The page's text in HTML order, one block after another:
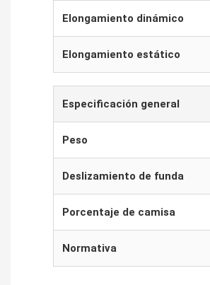
Elongamiento dinámico
Elongamiento estático
Especificación general
Peso
Deslizamiento de funda
Porcentaje de camisa
Normativa